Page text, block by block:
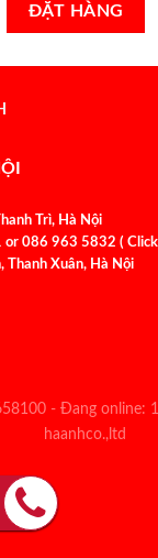
ĐẶT HÀNG
Trì, Hà Nội
086 963 5832 ( Click
Thanh Xuân, Hà Nội
- Đang online:
haanhco.,ltd